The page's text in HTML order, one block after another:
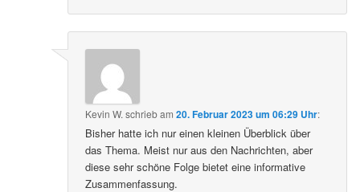
Kevin W. schriebam20. Februar 2023 um 06:29 Uhr:
Bisher hatte ich nur einen kleinen Überblick über
das Thema. Meist nur aus den Nachrichten, aber
diese sehr schöne Folge bietet eine informative
Zusammenfassung.